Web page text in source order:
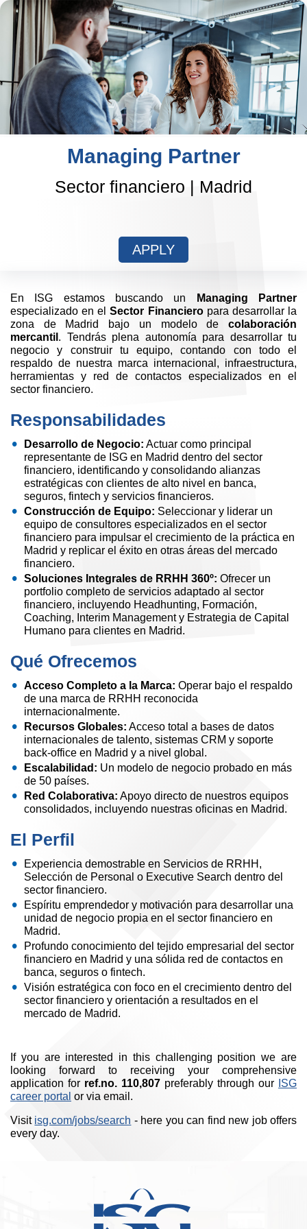
Managing Partner
Sector financiero | Madrid
APPLY
En ISG estamos buscando un
Managing Partner
especializado en elSector Financieropara desarrollar la
zona de Madrid bajo un modelo de colaboración
mercantil . Tendrás plena autonomía para desarrollar tu
negocio y construir tu equipo, contando con todo el
respaldo de nuestra marca internacional, infraestructura,
herramientas y red de contactos especializados en el
sector financiero.
Responsabilidades
Desarrollo de Negocio: Actuar como principal
representante de ISG en Madrid dentro del sector
financiero, identificando y consolidando alianzas
estratégicas con clientes de alto nivel en banca,
seguros, fintech y servicios financieros.
Construcción de Equipo: Seleccionar y liderar un
equipo de consultores especializados en el sector
financiero para impulsar el crecimiento de la práctica en
Madrid y replicar el éxito en otras áreas del mercado
financiero.
Soluciones Integrales de RRHH 360º: Ofrecer un
portfolio completo de servicios adaptado al sector
financiero, incluyendo Headhunting, Formación,
Coaching, Interim Management y Estrategia de Capital
Humano para clientes en Madrid.
Qué Ofrecemos
Acceso Completo a la Marca: Operar bajo el respaldo
de una marca de RRHH reconocida
internacionalmente.
Recursos Globales: Acceso total a bases de datos
internacionales de talento, sistemas CRM y soporte
back-office en Madrid y a nivel global.
Escalabilidad: Un modelo de negocio probado en más
de 50 países.
Red Colaborativa: Apoyo directo de nuestros equipos
consolidados, incluyendo nuestras oficinas en Madrid.
El Perfil
Experiencia demostrable en Servicios de RRHH,
Selección de Personal o Executive Search dentro del
sector financiero.
Espíritu emprendedor y motivación para desarrollar una
unidad de negocio propia en el sector financiero en
Madrid.
Profundo conocimiento del tejido empresarial del sector
financiero en Madrid y una sólida red de contactos en
banca, seguros o fintech.
Visión estratégica con foco en el crecimiento dentro del
sector financiero y orientación a resultados en el
mercado de Madrid.
If you are interested in this challenging position we are
looking forward to receiving your comprehensive
application for ref.no. 110,807 preferably through our
ISG
career portal or via email.
Visit isg.com/jobs/search - here you can find new job offers
every day.